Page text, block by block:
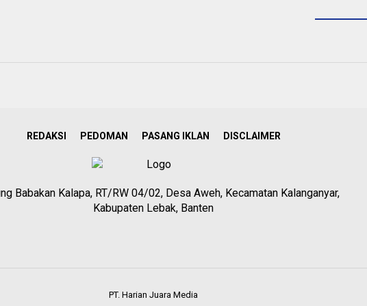
REDAKSI PEDOMAN PASANG IKLAN DISCLAIMER
Babakan Kalapa, RT/RW 04/02, Desa Aweh, Kecamatan Kalanganyar,
Kabupaten Lebak, Banten
PT. Harian Juara Media